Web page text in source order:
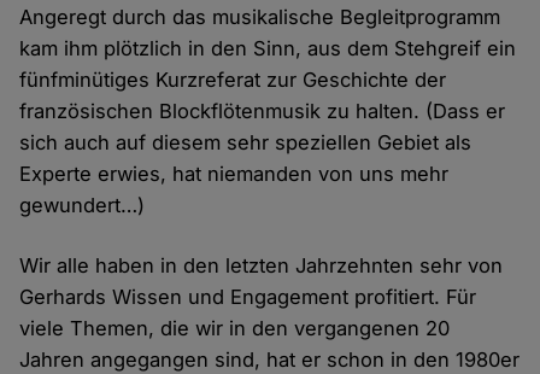
Angeregt durch das musikalische Begleitprogramm
kam ihm plötzlich in den Sinn, aus dem Stehgreif ein
fünfminütiges Kurzreferat zur Geschichte der
französischen Blockflötenmusik zu halten. (Dass er
sich auch auf diesem sehr speziellen Gebiet als
Experte erwies, hat niemanden von uns mehr
gewundert…)
Wir alle haben in den letzten Jahrzehnten sehr von
Gerhards Wissen und Engagement profitiert. Für
viele Themen, die wir in den vergangenen 20
Jahren angegangen sind, hat er schon in den 1980er